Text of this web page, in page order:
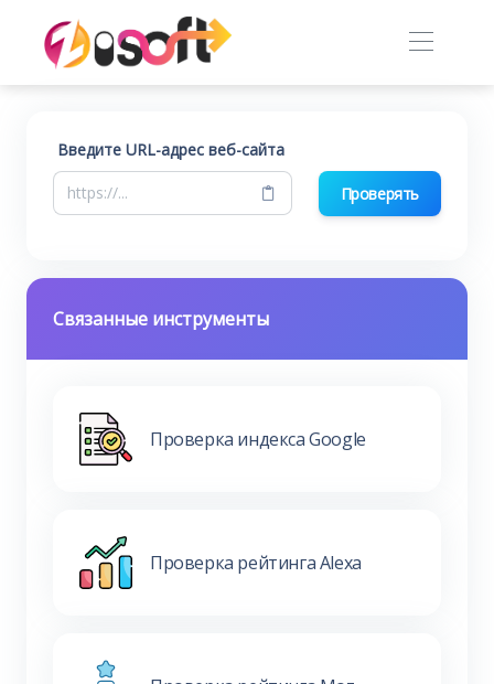
Введите URL-адрес веб-сайта
Проверять
Связанные инструменты
Проверка индекса Google
Проверка рейтинга Alexa